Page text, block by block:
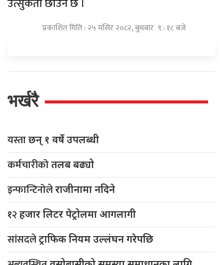
उत्सुकता छाउने छ ।
प्रकाशित मिति : २५ मंसिर २०८२, बुधबार ९ : १८ बजे
भर्खरै
यस्ताछन् १ वर्षे उपलब्धी
कर्मचारीकोतलब बढ्यो
इन्फान्टिनोलेराजीनामा नदिने
१२हजार लिटर पेट्रोलमा आगलागी
सांसदलेट्राफिक नियम उल्लंघन गरेपछि